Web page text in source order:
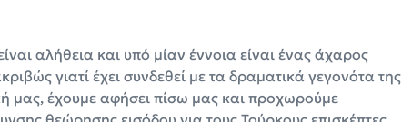
αλήθεια και υπό μίαν έννοια είναι ένας άχαρος
γιατί έχει συνδεθεί με τα δραματικά γεγονότα της
μας, έχουμε αφήσει πίσω μας και προχωρούμε